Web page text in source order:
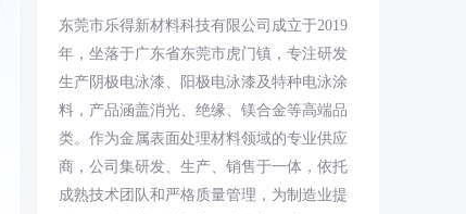
东莞市乐得新材料科技有限公司成立于2019
年，坐落于广东省东莞市虎门镇，专注研发
生产阴极电泳漆、阳极电泳漆及特种电泳涂
料，产品涵盖消光、绝缘、镁合金等高端品
类。作为金属表面处理材料领域的专业供应
商，公司集研发、生产、销售于一体，依托
成熟技术团队和严格质量管理，为制造业提